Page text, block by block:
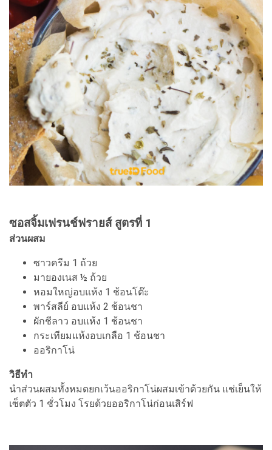
ซอสจิ้มเฟรนช์ฟรายส์ สูตรที่ 1
ส่วนผสม
ซาวครีม 1 ถ้วย
มายองเนส ½ ถ้วย
หอมใหญ่อบแห้ง 1 ช้อนโต๊ะ
พาร์สลีย์ อบแห้ง 2 ช้อนชา
ผักชีลาว อบแห้ง 1 ช้อนชา
กระเทียมแห้งอบเกลือ 1 ช้อนชา
ออริกาโน่
วิธีทำ
นำส่วนผสมทั้งหมดยกเว้นออริกาโน่ผสมเข้าด้วยกัน แช่เย็นให้
เซ็ตตัว 1 ชั่วโมง โรยด้วยออริกาโน่ก่อนเสิร์ฟ